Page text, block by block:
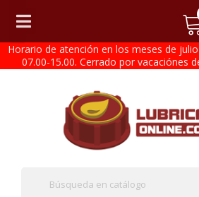
Horario de atención en los meses de
07.00-15.00. Cerrado por vacaciónes